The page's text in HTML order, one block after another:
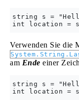
string s =
Verwenden Sie die
am Ende einer
string s =